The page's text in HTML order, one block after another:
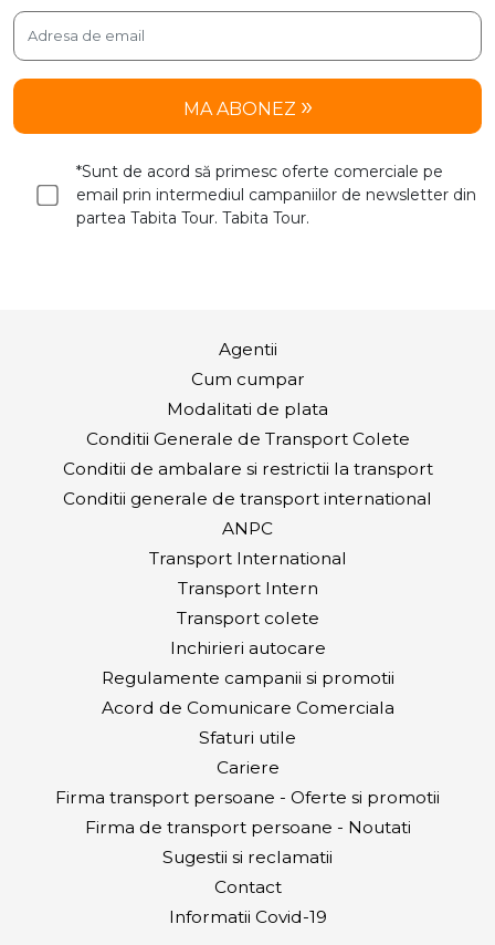
MA ABONEZ
*Sunt de acord să primesc oferte comerciale pe
email prin intermediul campaniilor de newsletter din
partea Tabita Tour. Tabita Tour.
Agentii
Cum cumpar
Modalitati de plata
Conditii Generale de Transport Colete
Conditii de ambalare si restrictii la transport
Conditii generale de transport international
ANPC
Transport International
Transport Intern
Transport colete
Inchirieri autocare
Regulamente campanii si promotii
Acord de Comunicare Comerciala
Sfaturi utile
Cariere
Firma transport persoane - Oferte si promotii
Firma de transport persoane - Noutati
Sugestii si reclamatii
Contact
Informatii Covid-19